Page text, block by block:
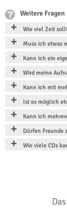
Weitere
Wie viel Zeit
Muss ich etwas
Kann ich ein
Wird meine
Kann ich mit
Ist es möglich
Kann ich
Dürfen Freunde
Wie viele CDs